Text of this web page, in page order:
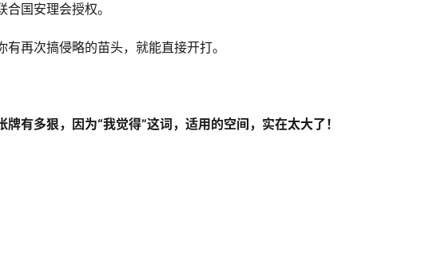
国安理会授权。
再次搞侵略的苗头，就能直接开打。
有多狠，因为“我觉得”这词，适用的空间，实在太大了！